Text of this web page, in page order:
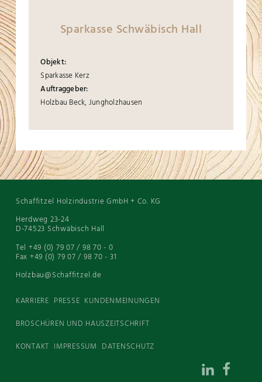
Sparkasse Schwäbisch Hall
Objekt:
Sparkasse Kerz
Auftraggeber:
Holzbau Beck, Jungholzhausen
Schaffitzel Holzindustrie GmbH + Co. KG
Herdweg 23-24
D-74523 Schwäbisch Hall
Tel +49 (0) 79 07 / 98 70 - 0
Fax +49 (0) 79 07 / 98 70 - 31
Holzbau@Schaffitzel.de
KARRIERE PRESSE KUNDENMEINUNGEN
BROSCHÜREN UND HAUSZEITSCHRIFT
KONTAKT IMPRESSUM DATENSCHUTZ